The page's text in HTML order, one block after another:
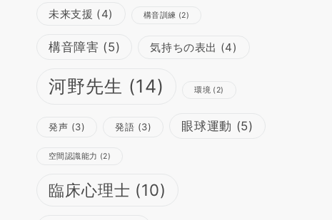
未来支援 (4) 構音訓練 (2)
構音障害 (5) 気持ちの表出 (4)
河野先生 (14) 環境(2)
発声 (3) 発語 (3) 眼球運動 (5)
空間認識能力 (2)
臨床心理士 (10)